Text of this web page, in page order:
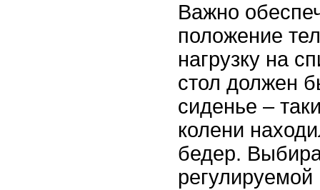
Важно
положение
нагрузку на
стол должен
сиденье –
колени
бедер.